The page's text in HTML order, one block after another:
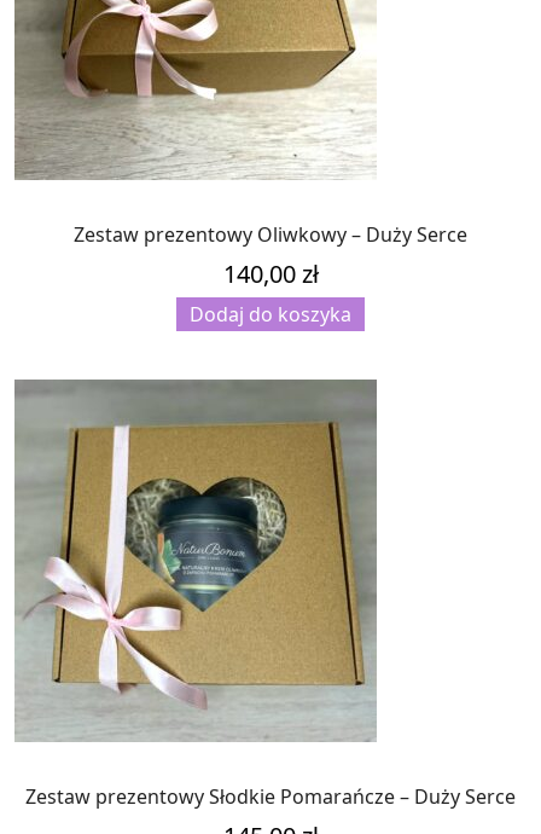
Zestaw prezentowy Oliwkowy – Duży Serce
140,00zł
Dodaj do koszyka
Zestaw prezentowy Słodkie Pomarańcze – Duży Serce